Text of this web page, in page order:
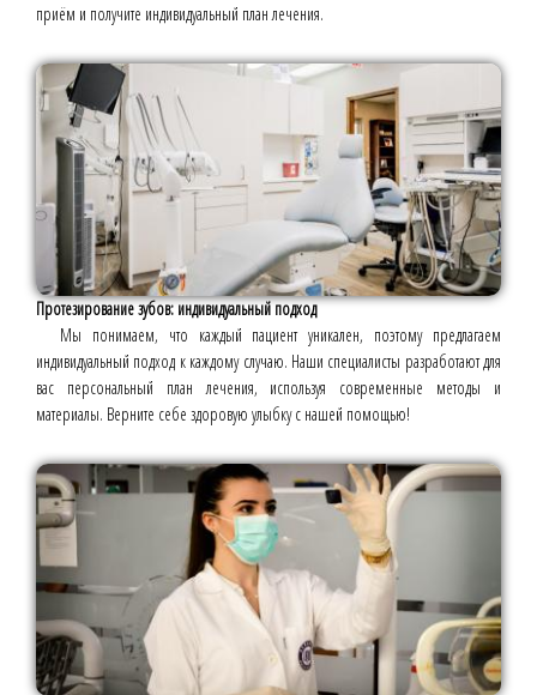
приём и получите индивидуальный план лечения.
Протезирование зубов: индивидуальный подход
Мы понимаем, что каждый пациент уникален, поэтому предлагаем
индивидуальный подход к каждому случаю. Наши специалисты разработают для
вас персональный план лечения, используя современные методы и
материалы. Верните себе здоровую улыбку с нашей помощью!